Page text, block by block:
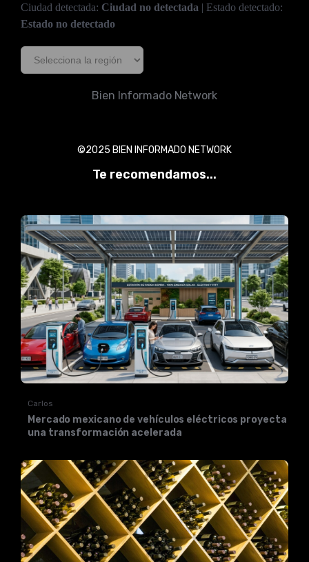
Ciudad detectada: Ciudad no detectada | Estado detectado:
Estado no detectado
Bien Informado Network
©2025 BIEN INFORMADO NETWORK
Te recomendamos...
Carlos
Mercado mexicano de vehículos eléctricos proyecta
una transformación acelerada